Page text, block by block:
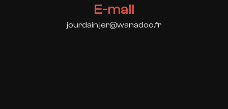
E-mail
jourdain.jer@wanadoo.fr